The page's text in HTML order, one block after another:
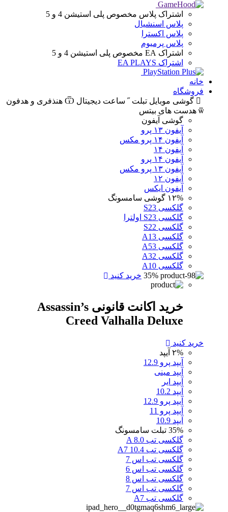
اشتراک پلاس مخصوص پلی استیشن 4 و 5
پلاس اسنشیال
پلاس اکسترا
پلاس پرمیوم
اشتراک EA
مخصوص پلی استیشن 4 و 5
اشتراک EA PLAYS
خانه
فروشگاه
گوشی موبایل تبلت ساعت دیجیتال
هنذفری و هدفون
هدست های بیتس
گوشی آیفون
آیفون ۱۳ پرو
آیفون ۱۴ پرو مکس
آیفون ۱۴
آیفون ۱۴ پرو
آیفون ۱۳ پرو مکس
آیفون ۱۲
آیفون ایکس
۱۲% گوشی سامسونگ
گلکسی S23
گلکسی S23 اولترا
گلکسی S22
گلکسی A13
گلکسی A53
گلکسی A32
گلکسی A10
35% خرید کنید
خرید اکانت قانونی Assassin’s
Creed Valhalla Deluxe
خرید کنید
۲% آیپد
آیپد پرو 12.9
آیپد مینی
آیپد ایر
آیپد 10.2
آیپد پرو 12.9
آیپد پرو 11
آیپد 10.9
35% تبلت سامسونگ
گلکسی تب A 8.0
گلکسی تب A7 10.4
گلکسی تب اس 7
گلکسی تب اس 6
گلکسی تب اس 8
گلکسی تب اس 7
گلکسی تب A7